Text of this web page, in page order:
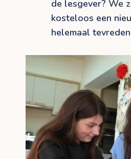
de lesgever? We
kosteloos een
helemaal